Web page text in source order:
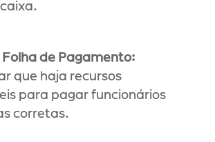
Folha de Pagamento:
que haja recursos
para pagar funcionários
corretas.